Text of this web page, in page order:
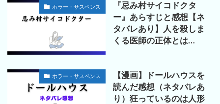
ホラー・サスペンス
『忌み村サイコドクタ
ー』あらすじと感想【ネ
タバレあり】人を殺しま
くる医師の正体とは…
ホラー・サスペンス
【漫画】ドールハウスを
読んだ感想（ネタバレあ
り）狂っているのは人形